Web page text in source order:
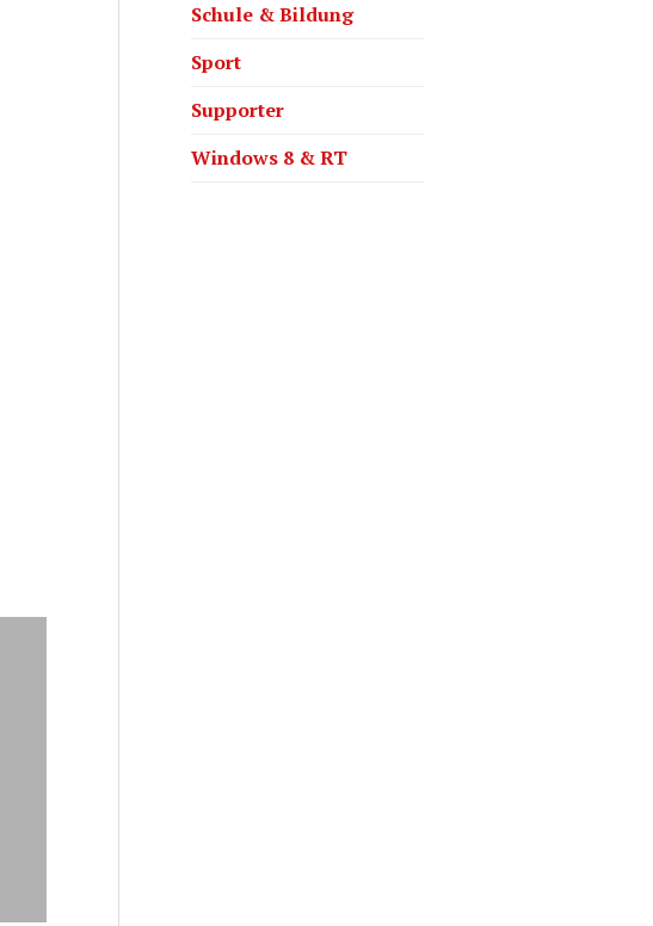
Schule & Bildung
Sport
Supporter
Windows 8 & RT